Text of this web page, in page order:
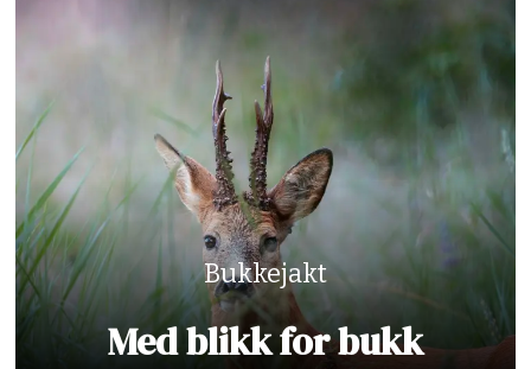
Bukkejakt
Med blikk for bukk